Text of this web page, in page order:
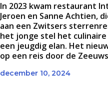
In 2023 kwam restaurant
Jeroen en Sanne Achtien,
aan een Zwitsers
het jonge stel het
een jeugdig elan. Het
op een reis door de
december 10, 2024